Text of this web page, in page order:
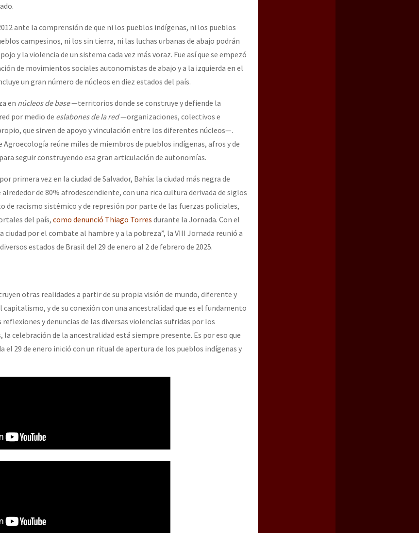
ante la comprensión de que ni los pueblos indígenas, ni los pueblos
campesinos, ni los sin tierra, ni las luchas urbanas de abajo podrán
y la violencia de un sistema cada vez más voraz. Fue así que se empezó
de movimientos sociales autonomistas de abajo y a la izquierda en el
un gran número de núcleos en diez estados del país.
en núcleos de base—territorios donde se construye y defiende la
por medio de eslabones de la red—organizaciones, colectivos e
que sirven de apoyo y vinculación entre los diferentes núcleos—.
Agroecología reúne miles de miembros de pueblos indígenas, afros y de
seguir construyendo esa gran articulación de autonomías.
primera vez en la ciudad de Salvador, Bahía: la ciudad más negra de
de 80% afrodescendiente, con una rica cultura derivada de siglos
de racismo sistémico y de represión por parte de las fuerzas policiales,
del país, como denunció Thiago Torres durante la Jornada. Con el
ciudad por el combate al hambre y a la pobreza”, la VIII Jornada reunió a
estados de Brasil del 29 de enero al 2 de febrero de 2025.
otras realidades a partir de su propia visión de mundo, diferente y
y de su conexión con una ancestralidad que es el fundamento
reflexiones y denuncias de las diversas violencias sufridas por los
celebración de la ancestralidad está siempre presente. Es por eso que
el 29 de enero inició con un ritual de apertura de los pueblos indígenas y